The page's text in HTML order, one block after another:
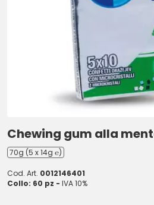
Chewing gum alla
70g (5 x 14g ℮)
Cod. Art. 0012146401
Collo: 60 pz - IVA 10%